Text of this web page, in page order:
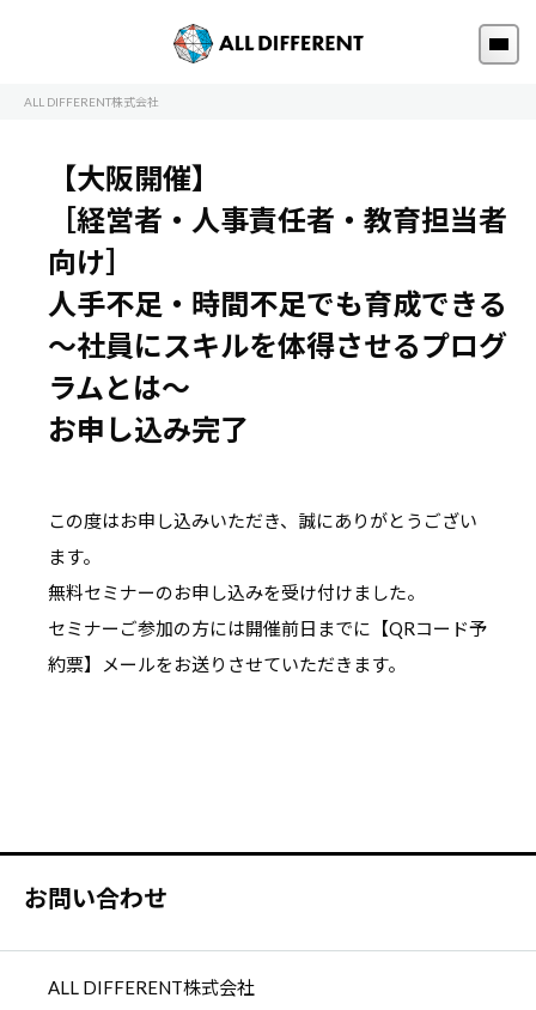
ALL DIFFERENT株式会社
【大阪開催】
［経営者・人事責任者・教育担当者
向け］
人手不足・時間不足でも育成できる
～社員にスキルを体得させるプログ
ラムとは～
お申し込み完了
この度はお申し込みいただき、誠にありがとうござい
ます。
無料セミナーのお申し込みを受け付けました。
セミナーご参加の方には開催前日までに【QRコード予
約票】メールをお送りさせていただきます。
お問い合わせ
ALL DIFFERENT株式会社